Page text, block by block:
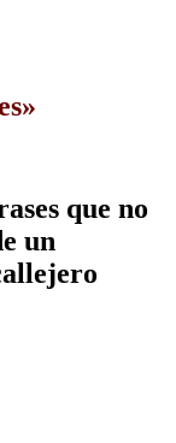
que no
un